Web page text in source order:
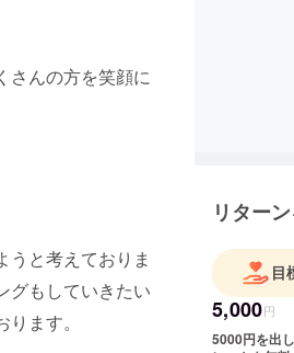
さんの方を笑顔に
うと考えておりま
グもしていきたい
ます。
リター
目
5,000円
5000円を出